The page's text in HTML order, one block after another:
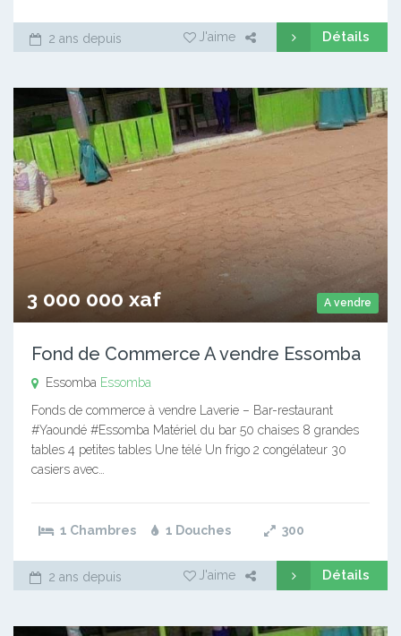
2 ans depuis J'aime Détails
A vendre
3 000 000 xaf
Fond de Commerce A vendre Essomba
Essomba Essomba
Fonds de commerce à vendre Laverie – Bar-restaurant
#Yaoundé #Essomba Matériel du bar 50 chaises 8 grandes
tables 4 petites tables Une télé Un frigo 2 congélateur 30
casiers avec…
1 Chambres 1 Douches 300
2 ans depuis J'aime Détails